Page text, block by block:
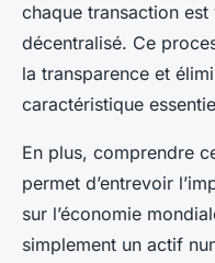
chaque transaction
décentralisé. Ce
la transparence et
caractéristique
En plus, comprendre
permet d’entrevoir
sur l’économie
simplement un actif